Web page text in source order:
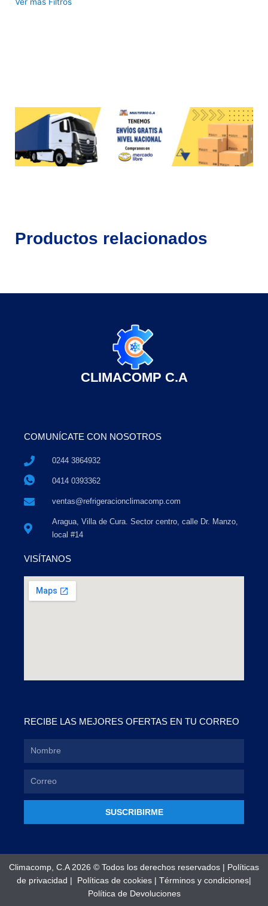
Productos relacionados
CLIMACOMP C.A
COMUNÍCATE CON NOSOTROS
0244 3864932
0414 0393362
ventas@refrigeracionclimacomp.com
Aragua, Villa de Cura. Sector centro, calle Dr. Manzo,
local #14
VISÍTANOS
RECIBE LAS MEJORES OFERTAS EN TU CORREO
SUSCRIBIRME
Climacomp, C.A 2026 © Todos los derechos reservados | Políticas
de privacidad | Políticas de cookies | Términos y condiciones|
Política de Devoluciones